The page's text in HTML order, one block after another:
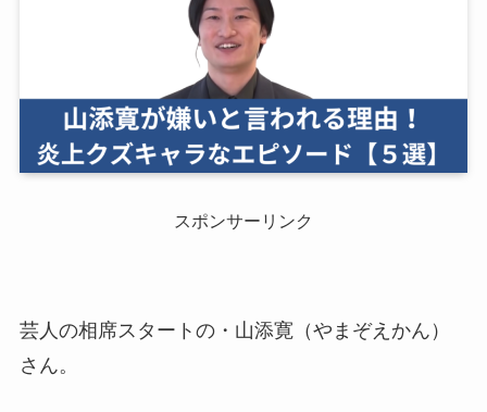
スポンサーリンク
芸人の相席スタートの・山添寛（やまぞえかん）
さん。